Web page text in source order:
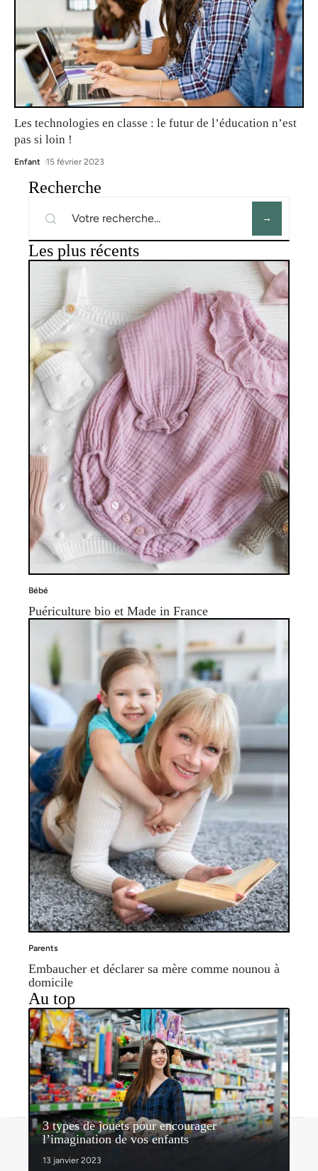
Les technologies en classe : le futur de l’éducation n’est
pas si loin !
Enfant 15 février 2023
Recherche
Les plus récents
Bébé
Puériculture bio et Made in France
Parents
Embaucher et déclarer sa mère comme nounou à
domicile
Au top
3 types de jouets pour encourager
l’imagination de vos enfants
13 janvier 2023© 2026 | nosenfantsdabord.com
Contact Mentions légales Sitemap